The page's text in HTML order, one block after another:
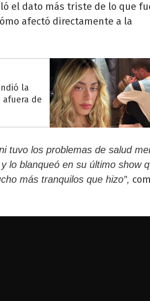
el dato más triste de lo que
afectó directamente a la
la
de
tuvo los problemas de salud
lo blanqueó en su último show
más tranquilos que hizo”,